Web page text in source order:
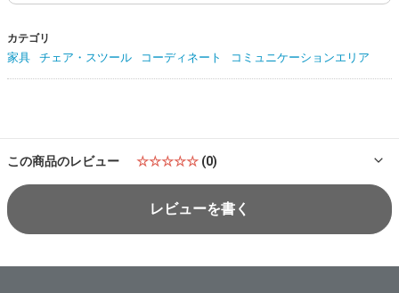
カテゴリ
家具 チェア・スツール コーディネート コミュニケーションエリア
この商品のレビュー ☆☆☆☆☆ (0)
レビューを書く